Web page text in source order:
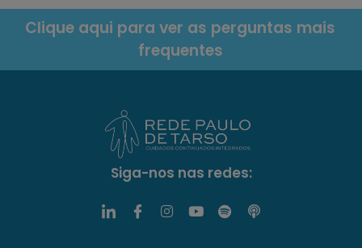
Clique aqui para ver as perguntas mais
frequentes
Siga-nos nas redes: